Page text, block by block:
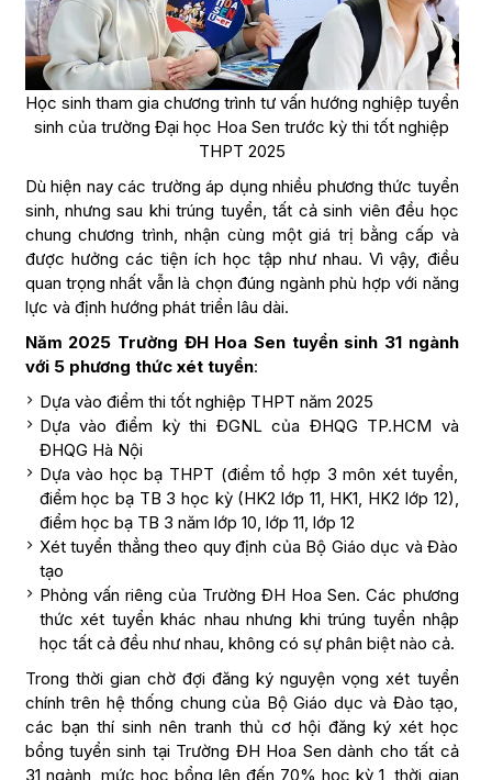
Học sinh tham gia chương trình tư vấn hướng nghiệp tuyển
sinh của trường Đại học Hoa Sen trước kỳ thi tốt nghiệp
THPT 2025
Dù hiện nay các trường áp dụng nhiều phương thức tuyển
sinh, nhưng sau khi trúng tuyển, tất cả sinh viên đều học
chung chương trình, nhận cùng một giá trị bằng cấp và
được hưởng các tiện ích học tập như nhau. Vì vậy, điều
quan trọng nhất vẫn là chọn đúng ngành phù hợp với năng
lực và định hướng phát triển lâu dài.
Năm 2025 Trường ĐH Hoa Sen tuyển sinh 31 ngành
với 5 phương thức xét tuyển:
Dựa vào điểm thi tốt nghiệp THPT năm 2025
Dựa vào điểm kỳ thi ĐGNL của ĐHQG TP.HCM và
ĐHQG Hà Nội
Dựa vào học bạ THPT (điểm tổ hợp 3 môn xét tuyển,
điểm học bạ TB 3 học kỳ (HK2 lớp 11, HK1, HK2 lớp 12),
điểm học bạ TB 3 năm lớp 10, lớp 11, lớp 12
Xét tuyển thẳng theo quy định của Bộ Giáo dục và Đào
tạo
Phỏng vấn riêng của Trường ĐH Hoa Sen. Các phương
thức xét tuyển khác nhau nhưng khi trúng tuyển nhập
học tất cả đều như nhau, không có sự phân biệt nào cả.
Trong thời gian chờ đợi đăng ký nguyện vọng xét tuyển
chính trên hệ thống chung của Bộ Giáo dục và Đào tạo,
các bạn thí sinh nên tranh thủ cơ hội đăng ký xét học
bổng tuyển sinh tại Trường ĐH Hoa Sen dành cho tất cả
31 ngành, mức học bổng lên đến 70% học kỳ 1, thời gian